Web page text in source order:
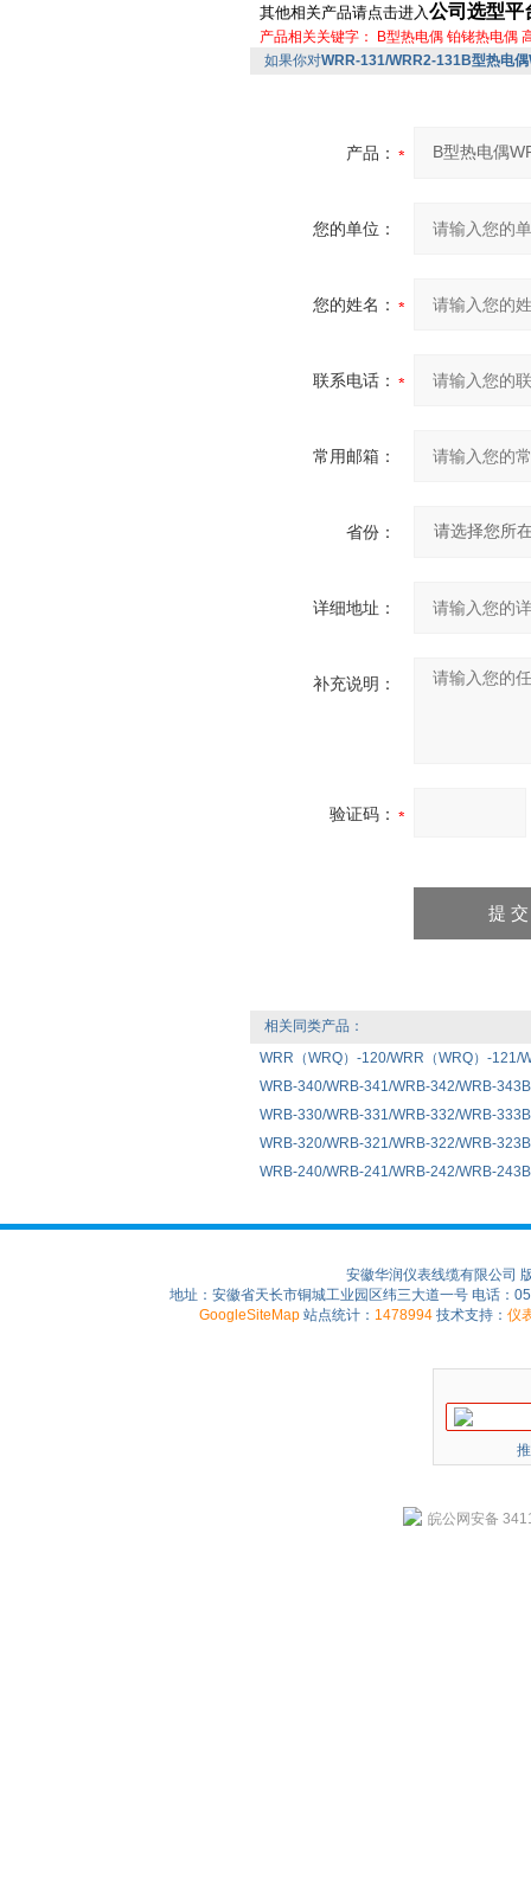
其他相关产品请点击进入公司选型平
产品相关关键字： B型热电偶 铂铑热电偶
如果你对WRR-131/WRR2-131B型热电
产品：
您的单位：
您的姓名：
联系电话：
常用邮箱：
省份：
详细地址：
补充说明：
验证码：
相关同类产品：
WRR（WRQ）-120/WRR（WRQ）-121/
WRB-340/WRB-341/WRB-342/WRB-
WRB-330/WRB-331/WRB-332/WRB-
WRB-320/WRB-321/WRB-322/WRB-
WRB-240/WRB-241/WRB-242/WRB-
安徽华润仪表线缆有限公司
地址：安徽省天长市铜城工业园区纬三大道一号 电话：
GoogleSiteMap 站点统计： 1478994 技术支持： 仪
皖公网安备